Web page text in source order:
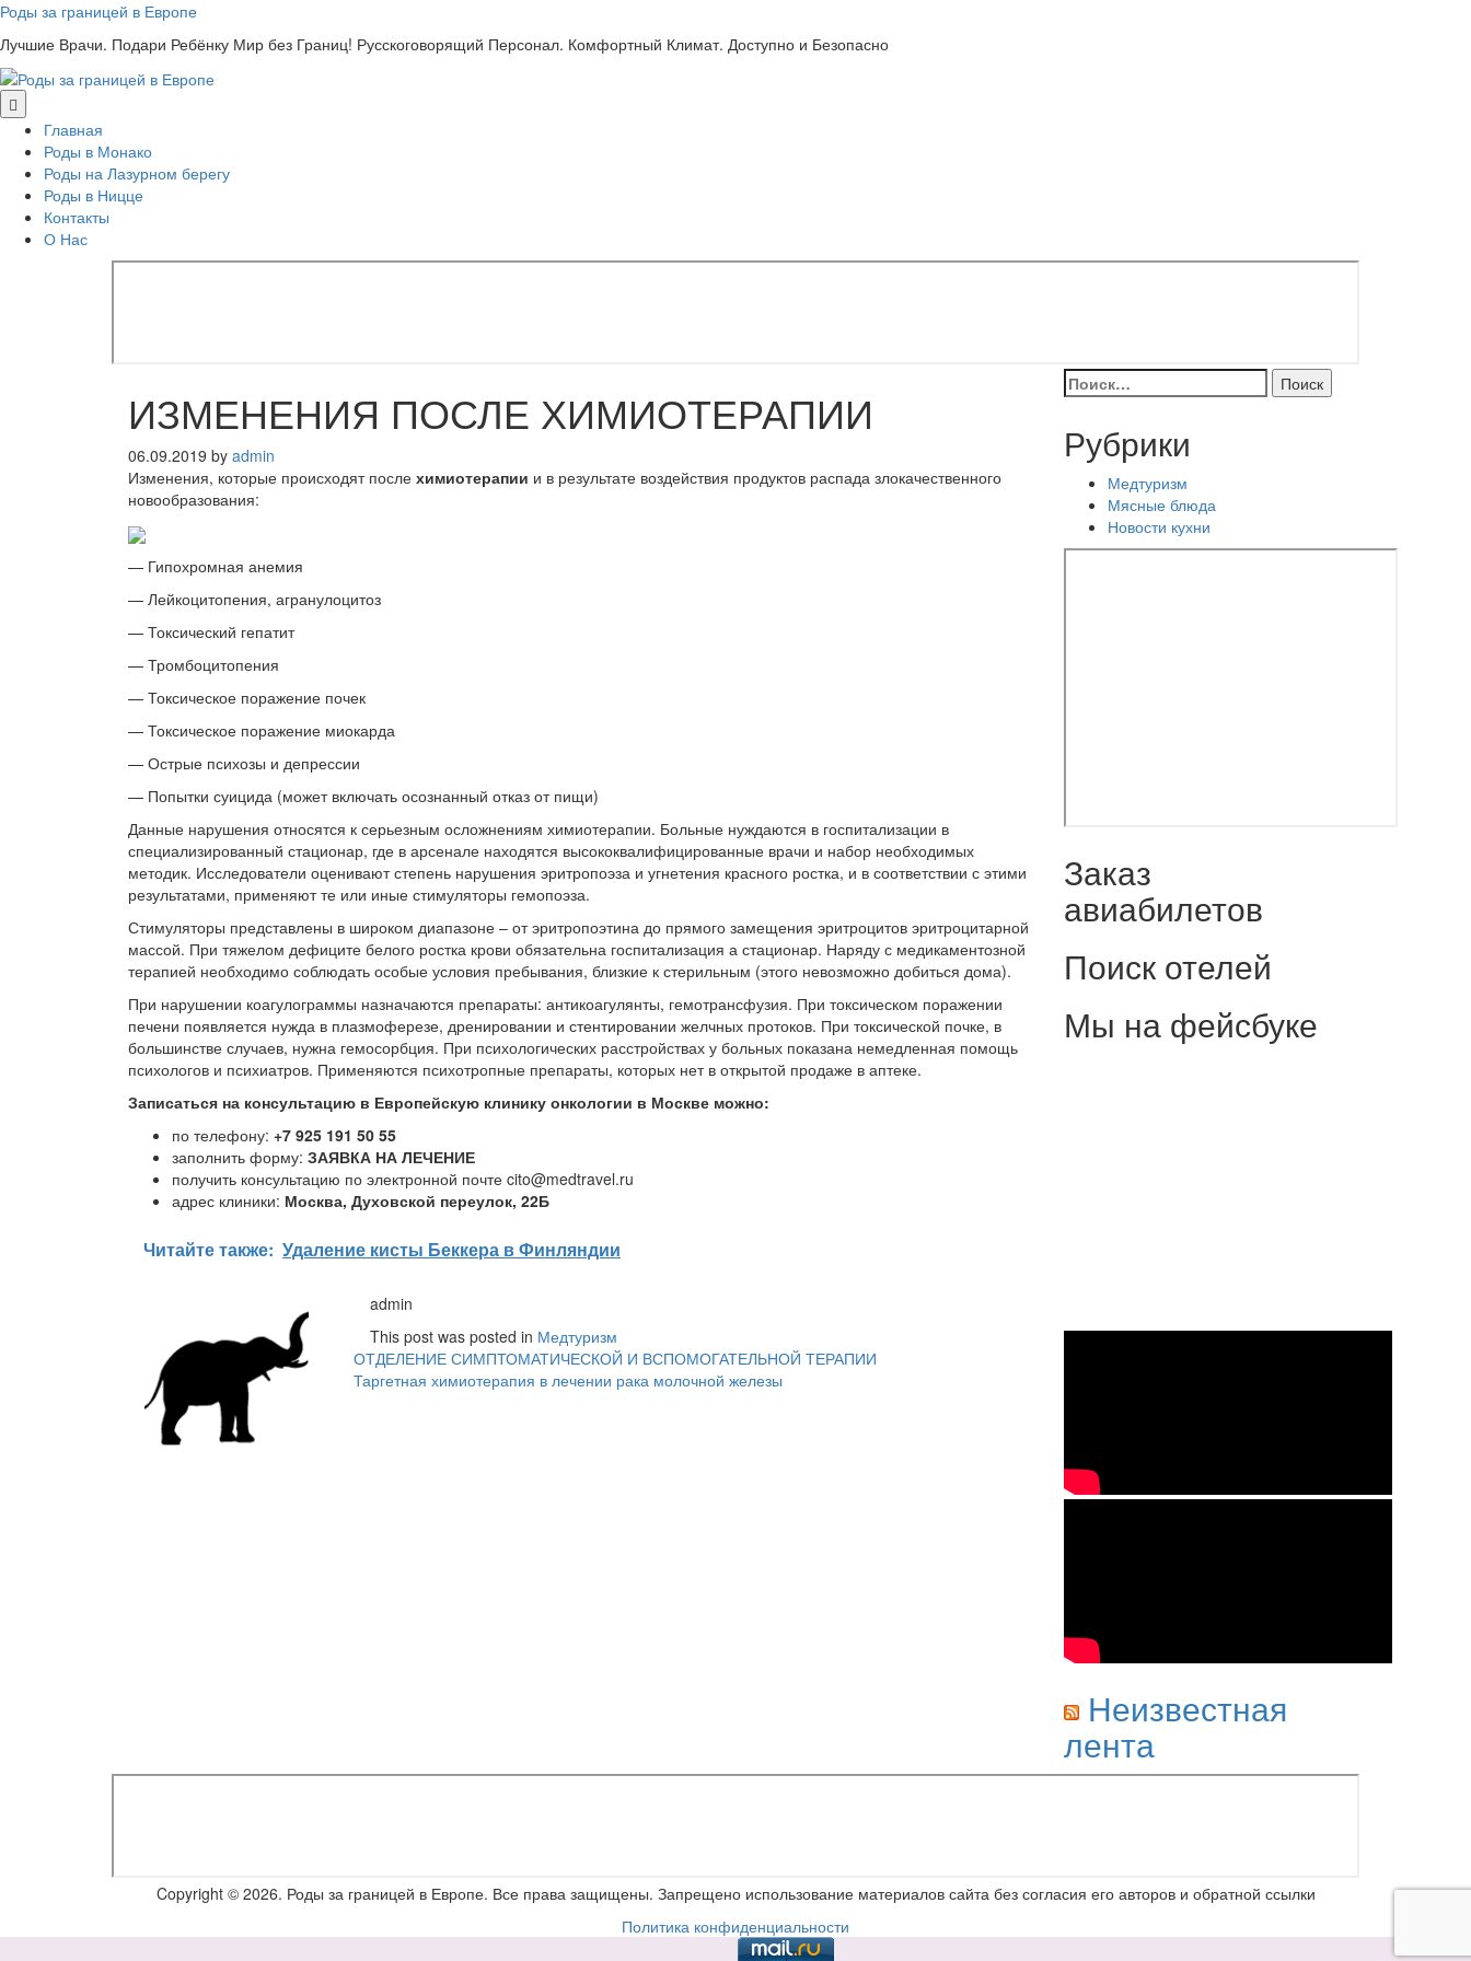
Skip
content
Роды за границей в Европе
Лучшие Врачи. Подари Ребёнку Мир без Границ! Русскоговорящий Персонал. Комфортный Климат. Доступно и Безопасно
Главная
Роды в Монако
Роды на Лазурном берегу
Роды в Ницце
Контакты
О Нас
ИЗМЕНЕНИЯ ПОСЛЕ ХИМИОТЕРАПИИ
06.09.2019 by admin
Изменения, которые происходят после химиотерапии и в результате воздействия продуктов распада злокачественного
новообразования:
— Гипохромная анемия
— Лейкоцитопения, агранулоцитоз
— Токсический гепатит
— Тромбоцитопения
— Токсическое поражение почек
— Токсическое поражение миокарда
— Острые психозы и депрессии
— Попытки суицида (может включать осознанный отказ от пищи)
Данные нарушения относятся к серьезным осложнениям химиотерапии. Больные нуждаются в госпитализации в
специализированный стационар, где в арсенале находятся высококвалифицированные врачи и набор необходимых
методик. Исследователи оценивают степень нарушения эритропоэза и угнетения красного ростка, и в соответствии с этими
результатами, применяют те или иные стимуляторы гемопоэза.
Стимуляторы представлены в широком диапазоне – от эритропоэтина до прямого замещения эритроцитов эритроцитарной
массой. При тяжелом дефиците белого ростка крови обязательна госпитализация а стационар. Наряду с медикаментозной
терапией необходимо соблюдать особые условия пребывания, близкие к стерильным (этого невозможно добиться дома).
При нарушении коагулограммы назначаются препараты: антикоагулянты, гемотрансфузия. При токсическом поражении
печени появляется нужда в плазмоферезе, дренировании и стентировании желчных протоков. При токсической почке, в
большинстве случаев, нужна гемосорбция. При психологических расстройствах у больных показана немедленная помощь
психологов и психиатров. Применяются психотропные препараты, которых нет в открытой продаже в аптеке.
Записаться на консультацию в Европейскую клинику онкологии в Москве можно:
по телефону: +7 925 191 50 55
заполнить форму: ЗАЯВКА НА ЛЕЧЕНИЕ
получить консультацию по электронной почте cito@medtravel.ru
адрес клиники: Москва, Духовской переулок, 22Б
Читайте также: Удаление кисты Беккера в Финляндии
admin
This post was posted in Медтуризм
записям
ОТДЕЛЕНИЕ СИМПТОМАТИЧЕСКОЙ И ВСПОМОГАТЕЛЬНОЙ ТЕРАПИИ
Таргетная химиотерапия в лечении рака молочной железы
Найти:
Рубрики
Медтуризм
Мясные блюда
Новости кухни
Заказ
авиабилетов
Поиск отелей
Мы на фейсбуке
Неизвестная
лента
Copyright © 2026. Роды за границей в Европе. Все права защищены. Запрещено использование материалов сайта без согласия его авторов и обратной ссылки
Политика конфиденциальности